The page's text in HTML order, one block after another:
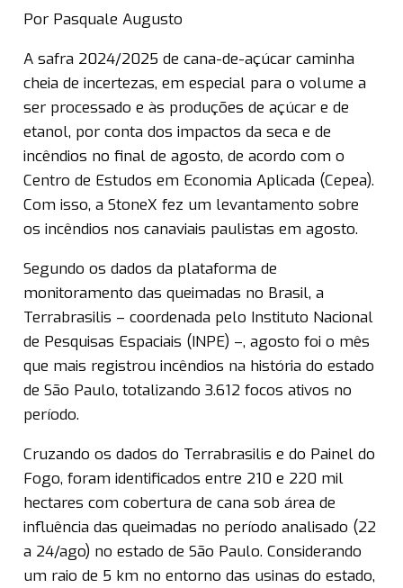
Por Pasquale Augusto
A safra 2024/2025 de cana-de-açúcar caminha
cheia de incertezas, em especial para o volume a
ser processado e às produções de açúcar e de
etanol, por conta dos impactos da seca e de
incêndios no final de agosto, de acordo com o
Centro de Estudos em Economia Aplicada (Cepea).
Com isso, a StoneX fez um levantamento sobre
os incêndios nos canaviais paulistas em agosto.
Segundo os dados da plataforma de
monitoramento das queimadas no Brasil, a
Terrabrasilis – coordenada pelo Instituto Nacional
de Pesquisas Espaciais (INPE) –, agosto foi o mês
que mais registrou incêndios na história do estado
de São Paulo, totalizando 3.612 focos ativos no
período.
Cruzando os dados do Terrabrasilis e do Painel do
Fogo, foram identificados entre 210 e 220 mil
hectares com cobertura de cana sob área de
influência das queimadas no período analisado (22
a 24/ago) no estado de São Paulo. Considerando
um raio de 5 km no entorno das usinas do estado,